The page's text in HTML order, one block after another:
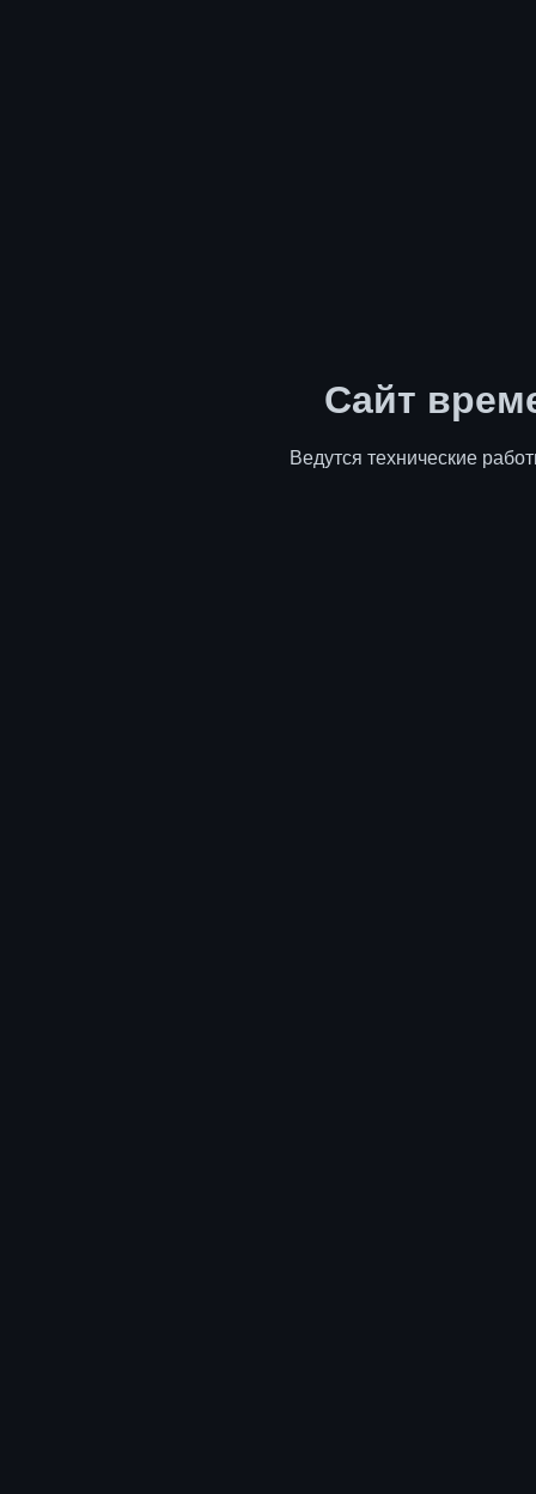
Сайт
Ведутся технические